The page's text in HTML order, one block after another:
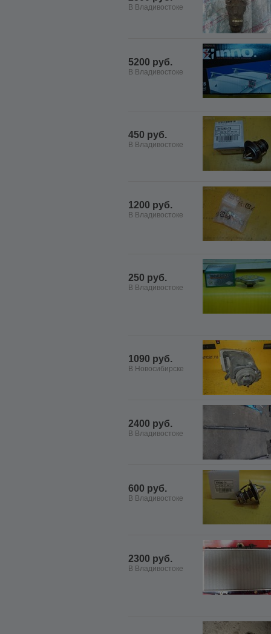
В Владивостоке
5200 руб.
В Владивостоке
450 руб.
В Владивостоке
1200 руб.
В Владивостоке
250 руб.
В Владивостоке
1090 руб.
В Новосибирске
2400 руб.
В Владивостоке
600 руб.
В Владивостоке
2300 руб.
В Владивостоке